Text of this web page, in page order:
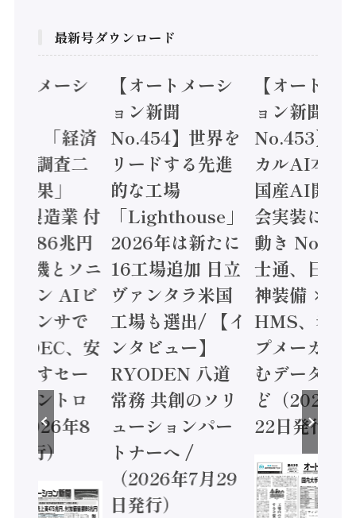
最新号ダウンロード
トメーシ
】「経済
態調査二
結果」
年製造業 付
額86兆円
電機とソニ
コン AIビ
センサで
/ IDEC、安
かすセー
コントロ
2026年8
発行）
【オートメーシ
ョン新聞
No.454】世界を
リードする先進
的な工場
「Lighthouse」
2026年は新たに
16工場追加 日立
ヴァンタラ米国
工場も選出/ 【イ
ンタビュー】
RYODEN 八道
常務 共創のソリ
ューションパー
トナーへ /
（2026年7月29
日発行）
【オートメ
ョン新聞
No.453】フ
カルAI本格
国産AI開発
会実装に活
動き
士通、日立
神装備 ×
HMS、老舗
プメーカー
むデータ活
ど（2026年
22日発行）